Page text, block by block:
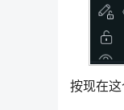
按现在这